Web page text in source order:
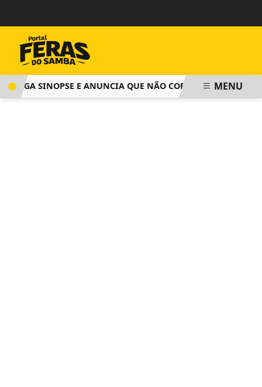
SINOPSE E ANUNCIA QUE NÃO COBRARÁ TAXA DE
MENU